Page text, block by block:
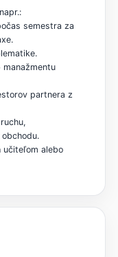
semestra za
partnera z
učiteľom alebo